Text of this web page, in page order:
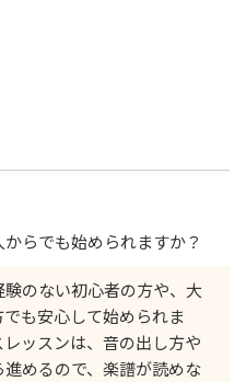
らでも始められますか？
のない初心者の方や、大
も安心して始められま
ッスンは、音の出し方や
めるので、楽譜が読めな